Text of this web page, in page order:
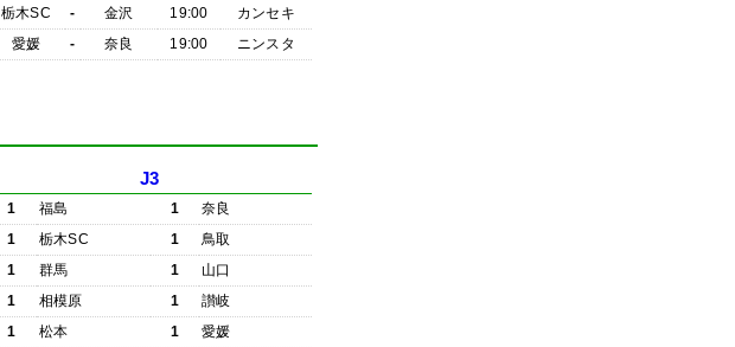
栃木SC
- 金沢 19:00
カンセキ
愛媛
- 奈良 19:00 ニンスタ
J3
1 福島 1
奈良
1
栃木SC 1
鳥取
1
群馬 1
山口
1
相模原 1
讃岐
1
松本 1
愛媛